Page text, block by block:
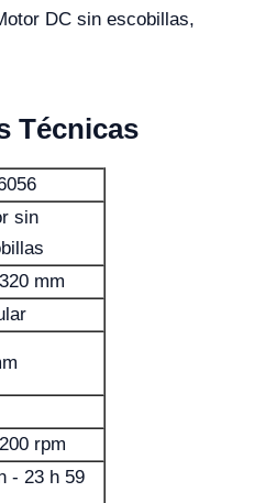
DC sin escobillas,
Técnicas
sin
mm
rpm
- 23 h 59